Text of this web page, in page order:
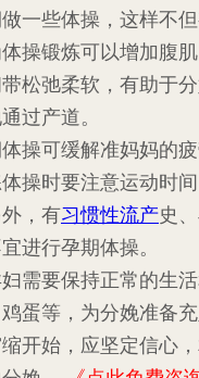
做一些体操，这样不
操锻炼可以增加腹
松弛柔软，有助于
过产道。
体操可缓解准妈妈的
操时要注意运动时
，有习惯性流产史
进行孕期体操。
妇需要保持正常的生
蛋等，为分娩准备
开始，应坚定信心